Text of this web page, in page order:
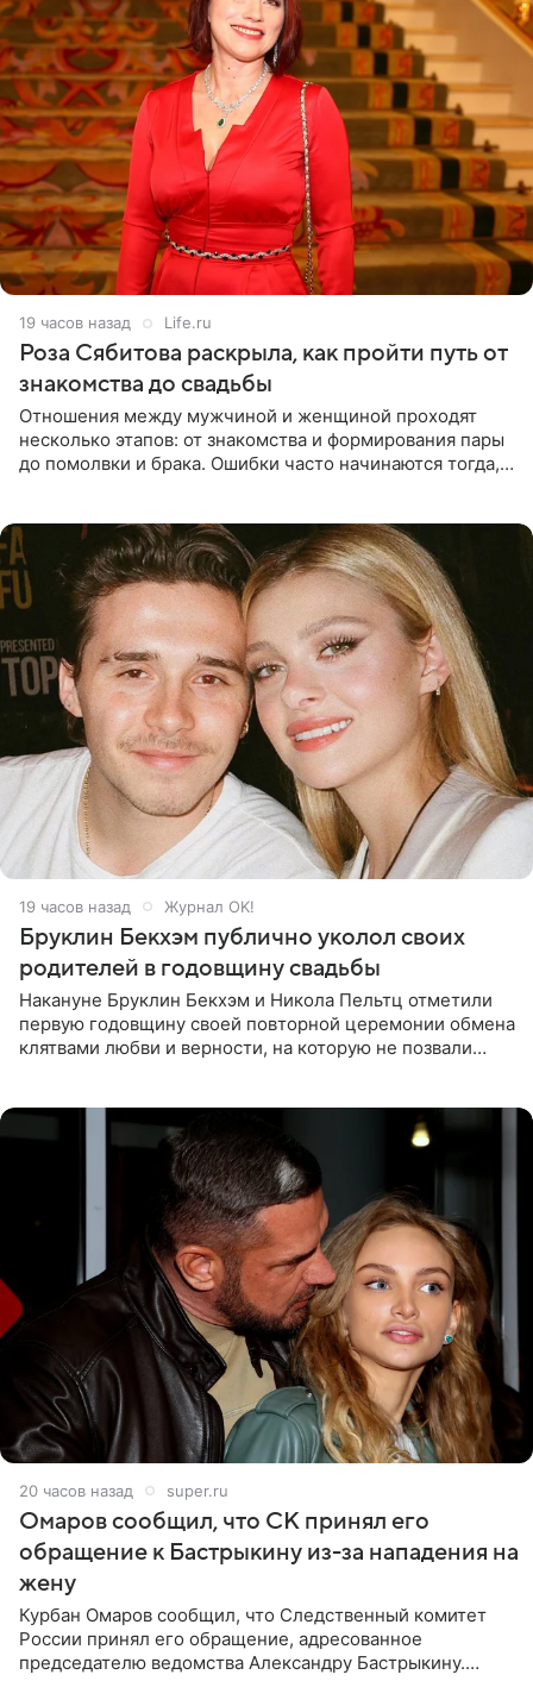
19 часов назад Life.ru
Роза Сябитова раскрыла, как пройти путь от
знакомства до свадьбы
Отношения между мужчиной и женщиной проходят
несколько этапов: от знакомства и формирования пары
до помолвки и брака. Ошибки часто начинаются тогда,
19 часов назад Журнал OK!
Бруклин Бекхэм публично уколол своих
родителей в годовщину свадьбы
Накануне Бруклин Бекхэм и Никола Пельтц отметили
первую годовщину своей повторной церемонии обмена
клятвами любви и верности, на которую не позвали
20 часов назад super.ru
Омаров сообщил, что СК принял его
обращение к Бастрыкину из-за нападения на
жену
Курбан Омаров сообщил, что Следственный комитет
России принял его обращение, адресованное
председателю ведомства Александру Бастрыкину.